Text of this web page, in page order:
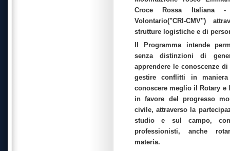
Croce Rossa Italiana -
Volontario("CRI-CMV")
strutture logistiche e di
Il Programma intende
senza distinzioni di
apprendere le conoscenze di
gestire conflitti in
conoscere meglio il Rotary e
in favore del progresso
civile, attraverso la
studio e sul campo,
professionisti, anche
materia.